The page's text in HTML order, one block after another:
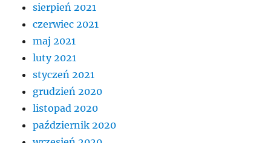
sierpień 2021
czerwiec 2021
maj 2021
luty 2021
styczeń 2021
grudzień 2020
listopad 2020
październik 2020